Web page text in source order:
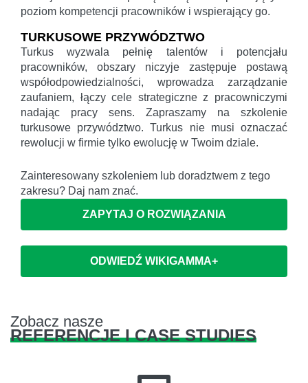
poziom kompetencji pracowników i wspierający go.
TURKUSOWE PRZYWÓDZTWO
Turkus wyzwala pełnię talentów i potencjału
pracowników, obszary niczyje zastępuje postawą
współodpowiedzialności, wprowadza zarządzanie
zaufaniem, łączy cele strategiczne z pracowniczymi
nadając pracy sens. Zapraszamy na szkolenie
turkusowe przywództwo. Turkus nie musi oznaczać
rewolucji w firmie tylko ewolucję w Twoim dziale.
Zainteresowany szkoleniem lub doradztwem z tego
zakresu? Daj nam znać.
ZAPYTAJ O ROZWIĄZANIA
ODWIEDŹ WIKIGAMMA+
Zobacz nasze
REFERENCJE I CASE STUDIES